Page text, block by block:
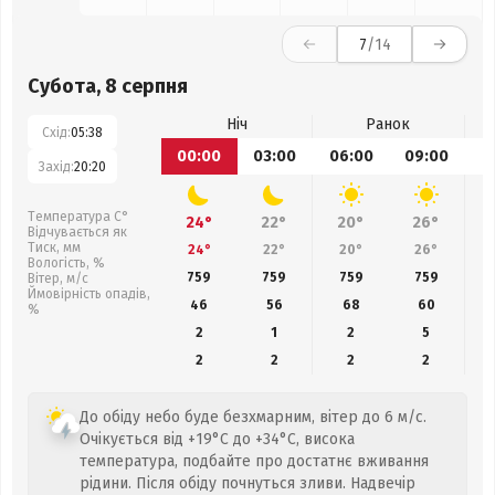
7/14
Субота, 8 серпня
Схід:05:38
Захід:20:20
Температура С°
Відчувається як
Тиск, мм
Вологість, %
Вітер, м/с
Ймовірність опадів,
%
Ніч
Ранок
00:00
03:00 06:00 09:00
24° 22° 20° 26°
24° 22° 20° 26°
759
759 759 759
46
56 68
60
2
1 2
5
2
2 2 2
До обіду небо буде безхмарним, вітер до 6 м/с.
Очікується від +19°C до +34°C, висока
температура, подбайте про достатнє вживання
рідини. Після обіду почнуться зливи. Надвечір